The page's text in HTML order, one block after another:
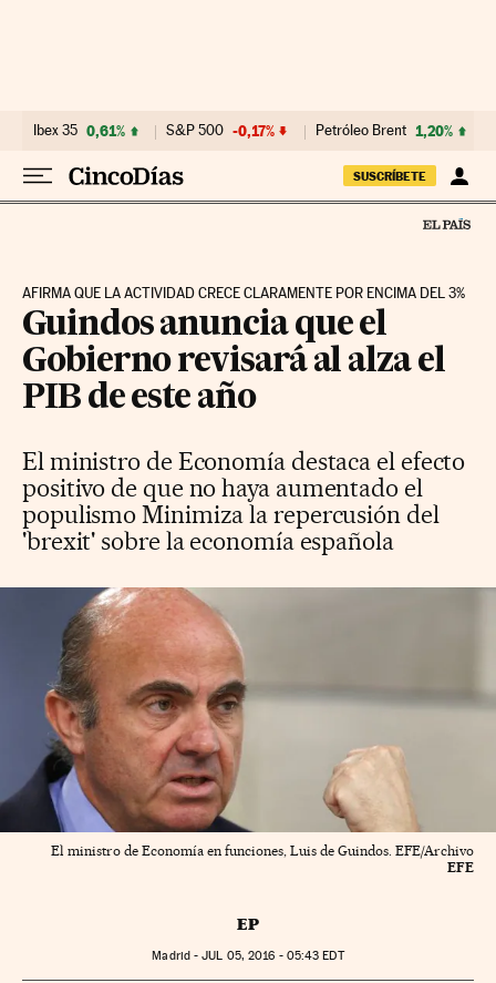
Ibex 35 0,61% S&P 500 -0,17% Petróleo Brent 1,20%
SUSCRÍBETE
AFIRMA QUE LA ACTIVIDAD CRECE CLARAMENTE POR ENCIMA DEL 3%
Guindos anuncia que el
Gobierno revisará al alza el
PIB de este año
El ministro de Economía destaca el efecto
positivo de que no haya aumentado el
populismo Minimiza la repercusión del
'brexit' sobre la economía española
El ministro de Economía en funciones, Luis de Guindos. EFE/Archivo
EFE
EP
Madrid -JUL 05, 2016 - 05:43 EDT